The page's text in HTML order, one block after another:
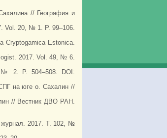
// География и
Vol. 20, № 1. P. 99–106.
Cryptogamica Estonica.
2017. Vol. 49, № 6.
№ 2. P. 504–508. DOI:
на юге о. Сахалин //
// Вестник ДВО РАН.
журнал. 2017. Т. 102, №